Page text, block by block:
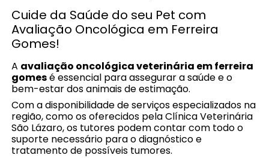
Cuide da Saúde do seu Pet com
Avaliação Oncológica em Ferreira
Gomes!
A avaliação oncológica veterinária em ferreira
gomesé essencial para assegurar a saúde e o
bem-estar dos animais de estimação.
Com a disponibilidade de serviços especializados na
região, como os oferecidos pela Clínica Veterinária
São Lázaro, os tutores podem contar com todo o
suporte necessário para o diagnóstico e
tratamento de possíveis tumores.